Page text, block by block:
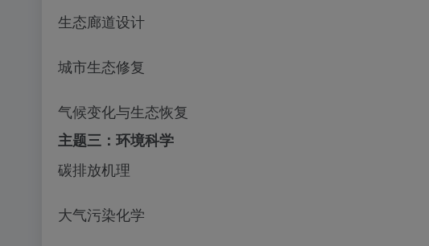
生态廊道设计
城市生态修复
气候变化与生态恢复
主题三：环境科学
碳排放机理
大气污染化学